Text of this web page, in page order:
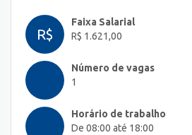
R$
Faixa Salarial
R$ 1.621,00
Número de vagas
1
Horário de trabalho
De 08:00 até 18:00